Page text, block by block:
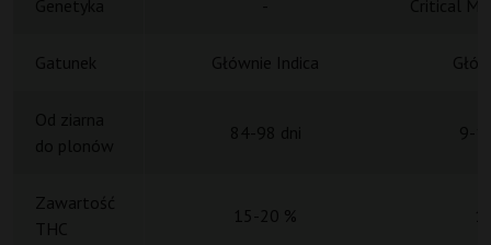
Gatunek Głównie Indica
Zawartość
THC
15-20 %